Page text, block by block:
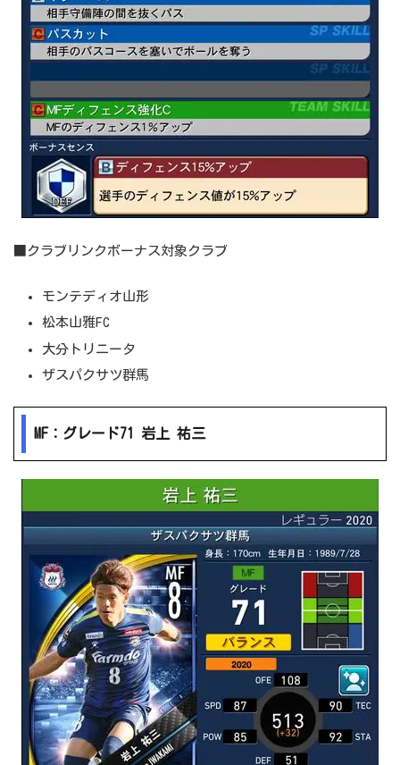
■クラブリンクボーナス対象クラブ
モンテディオ山形
松本山雅FC
大分トリニータ
ザスパクサツ群馬
MF：グレード71 岩上 祐三